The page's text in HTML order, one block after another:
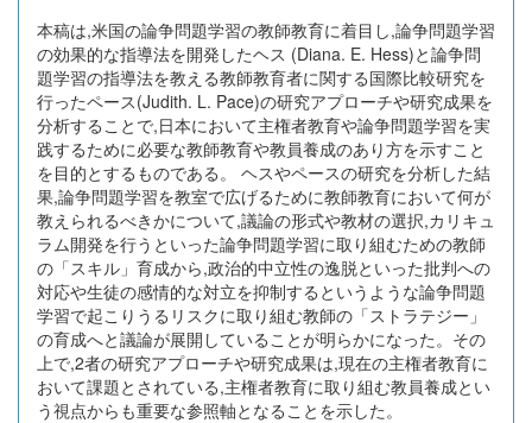
本稿は,米国の論争問題学習の教師教育に着目し,論争問題学習
の効果的な指導法を開発したヘス (Diana. E. Hess)と論争問
題学習の指導法を教える教師教育者に関する国際比較研究を
行ったペース(Judith. L. Pace)の研究アプローチや研究成果を
分析することで,日本において主権者教育や論争問題学習を実
践するために必要な教師教育や教員養成のあり方を示すこと
を目的とするものである。 ヘスやペースの研究を分析した結
果,論争問題学習を教室で広げるために教師教育において何が
教えられるべきかについて,議論の形式や教材の選択,カリキュ
ラム開発を行うといった論争問題学習に取り組むための教師
の「スキル」育成から,政治的中立性の逸脱といった批判への
対応や生徒の感情的な対立を抑制するというような論争問題
学習で起こりうるリスクに取り組む教師の「ストラテジー」
の育成へと議論が展開していることが明らかになった。その
上で,2者の研究アプローチや研究成果は,現在の主権者教育に
おいて課題とされている,主権者教育に取り組む教員養成とい
う視点からも重要な参照軸となることを示した。